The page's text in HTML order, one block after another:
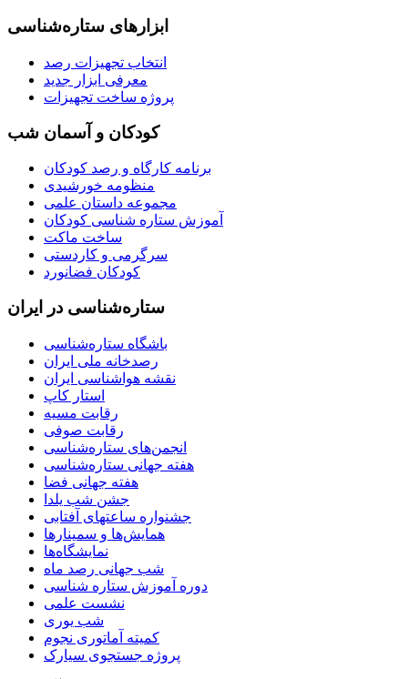
ابزارهای ستاره‌شناسی
انتخاب تجهیزات رصد
معرفی ابزار جدید
پروژه ساخت تجهیزات
کودکان و آسمان شب
برنامه‌ کارگاه و رصد کودکان
منظومه خورشیدی
مجموعه داستان علمی
آموزش ستاره شناسی کودکان
ساخت ماکت
سرگرمی و کاردستی
کودکان فضانورد
ستاره‌شناسی در ایران
باشگاه ستاره‌شناسی
رصدخانه ملی ایران
نقشه هواشناسی ایران
استار کاپ
رقابت مسیه
رقابت صوفی
انجمن‌های ستاره‌شناسی
هفته جهانی ستاره‌شناسی
هفته جهانی فضا
جشن شب یلدا
جشنواره ساعتهای آفتابی
همایش‌ها و سمینارها
نمایشگاه‌ها
شب جهانی رصد ماه
دوره آموزش ستاره شناسی
نشست علمی
شب یوری
کمیته آماتوری نجوم
پروژه جستجوی سیارک